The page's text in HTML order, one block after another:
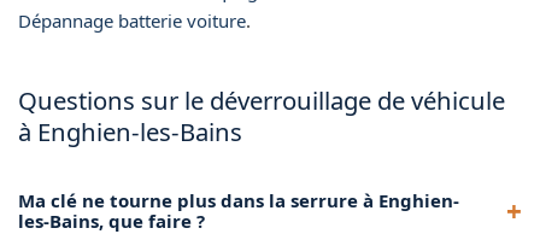
Dépannage batterie voiture.
Questions sur le déverrouillage de véhicule
à Enghien-les-Bains
Ma clé ne tourne plus dans la serrure à Enghien-
les-Bains, que faire ?